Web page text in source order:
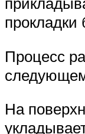
прокладки
Процесс
На